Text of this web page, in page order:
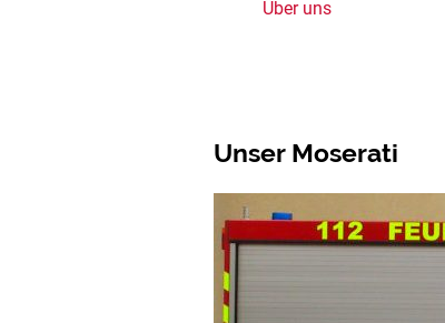
Über uns
Unser Moserati